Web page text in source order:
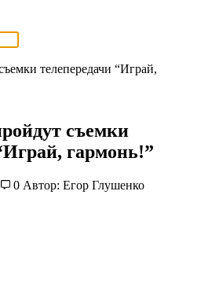
телепередачи “Играй,
съемки
гармонь!”
0 Автор: Егор Глушенко